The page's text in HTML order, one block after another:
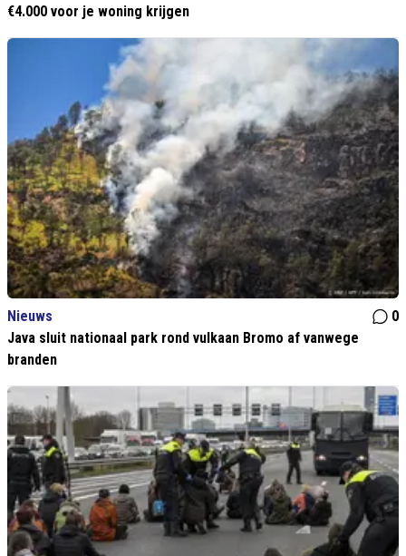
€4.000 voor je woning krijgen
Nieuws
0
Java sluit nationaal park rond vulkaan Bromo af vanwege
branden